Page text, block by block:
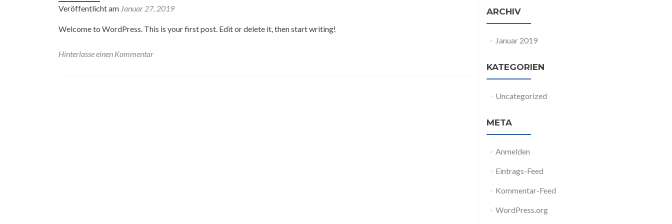
Veröffentlicht am Januar 27, 2019
Welcome to WordPress. This is your first post. Edit or delete it, then start writing!
Hinterlasse einen Kommentar
ARCHIV
Januar 2019
KATEGORIEN
Uncategorized
META
Anmelden
Eintrags-Feed
Kommentar-Feed
WordPress.org